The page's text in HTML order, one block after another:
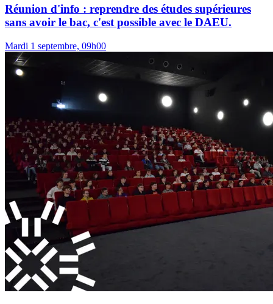
Réunion d'info : reprendre des études supérieures
sans avoir le bac, c'est possible avec le DAEU.
Mardi 1 septembre, 09h00